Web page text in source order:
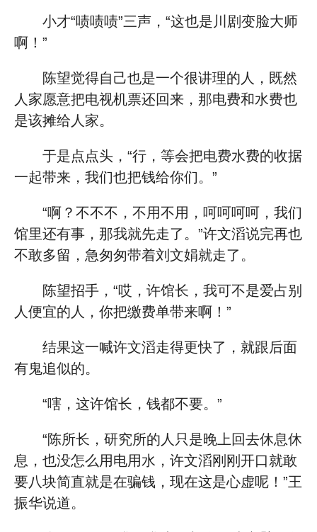
小才“啧啧啧”三声，“这也是川剧变脸大师
啊！”
陈望觉得自己也是一个很讲理的人，既然
人家愿意把电视机票还回来，那电费和水费也
是该摊给人家。
于是点点头，“行，等会把电费水费的收据
一起带来，我们也把钱给你们。”
“啊？不不不，不用不用，呵呵呵呵，我们
馆里还有事，那我就先走了。”许文滔说完再也
不敢多留，急匆匆带着刘文娟就走了。
陈望招手，“哎，许馆长，我可不是爱占别
人便宜的人，你把缴费单带来啊！”
结果这一喊许文滔走得更快了，就跟后面
有鬼追似的。
“嗐，这许馆长，钱都不要。”
“陈所长，研究所的人只是晚上回去休息休
息，也没怎么用电用水，许文滔刚刚开口就敢
要八块简直就是在骗钱，现在这是心虚呢！”王
振华说道。